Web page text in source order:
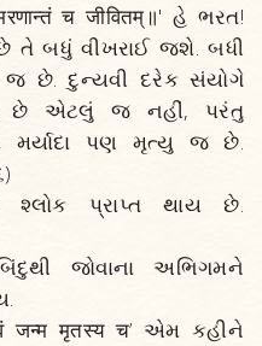
मरणान्तं च जीवितम्‌॥' હે ભરત!
બધું વીખરાઈ જશે. બધી
છે. દુન્યવી દરેક સંયોગે
છે એટલું જ નહીં, પરંતુ
પણ મૃત્યુ જ છે.
પ્રાપ્ત થાય છે.
જોવાના અભિગમને
जन्म मृतस्य च’ એમ કહીને